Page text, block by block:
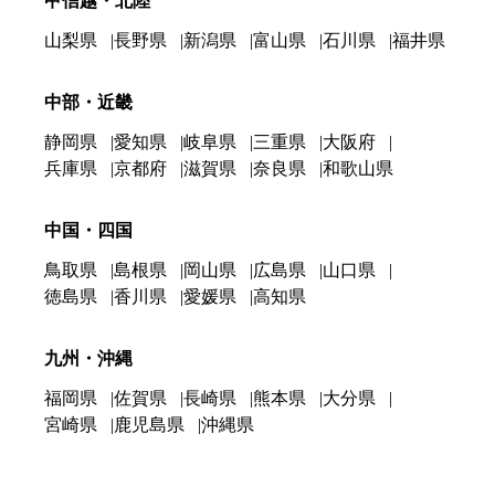
山梨県 長野県 新潟県 富山県 石川県 福井県
中部・近畿
静岡県 愛知県 岐阜県 三重県
大阪府
兵庫県
京都府 滋賀県 奈良県 和歌山県
中国・四国
鳥取県 島根県 岡山県 広島県
山口県
徳島県
香川県 愛媛県 高知県
九州・沖縄
福岡県 佐賀県 長崎県 熊本県
大分県
宮崎県
鹿児島県 沖縄県